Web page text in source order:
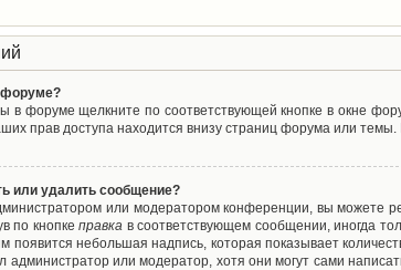
форуме?
в форуме щелкните по соответствующей кнопке в окне
прав доступа находится внизу страниц форума или
или удалить сообщение?
или модератором конференции, вы можете
по кнопкеправка в соответствующем сообщении, иногда
появится небольшая надпись, которая показывает
администратор или модератор, хотя они могут сами